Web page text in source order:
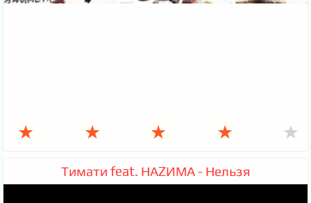
★ ★ ★ ★ ★
Тимати feat. НАZИМА - Нельзя